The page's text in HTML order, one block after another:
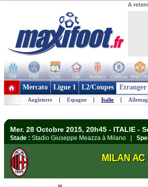
A
OM PSG Lyon Lille Monaco Chelsea Man Utd
+ de clubs
Mercato Ligue 1 L2/Coupes Etranger
Angleterre | Espagne | Italie |
Mer. 28 Octobre 2015, 20h45 - ITALIE -
Stade : Stadio Giuseppe Meazza à Milano |
MILAN AC